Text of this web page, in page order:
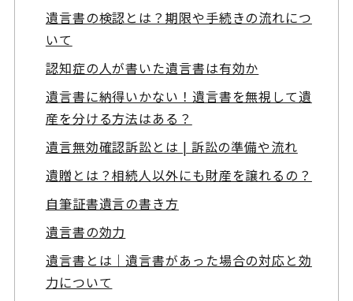
遺言書の検認とは？期限や手続きの流れにつ
いて
認知症の人が書いた遺言書は有効か
遺言書に納得いかない！遺言書を無視して遺
産を分ける方法はある？
遺言無効確認訴訟とは | 訴訟の準備や流れ
遺贈とは？相続人以外にも財産を譲れるの？
自筆証書遺言の書き方
遺言書の効力
遺言書とは｜遺言書があった場合の対応と効
力について